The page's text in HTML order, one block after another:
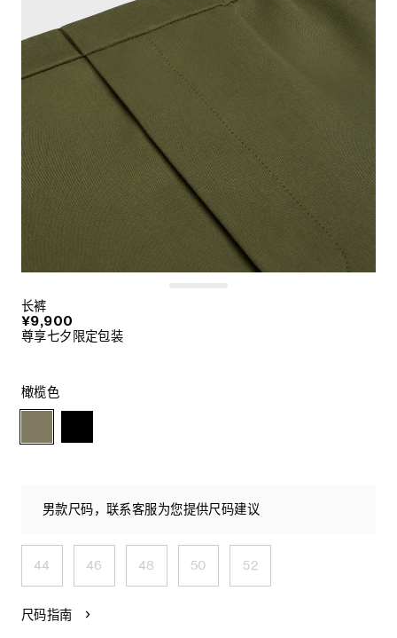
长裤
¥9,900
尊享七夕限定包装
橄榄色
男款尺码，联系客服为您提供尺码建议
44 46 48 50 52
尺码指南